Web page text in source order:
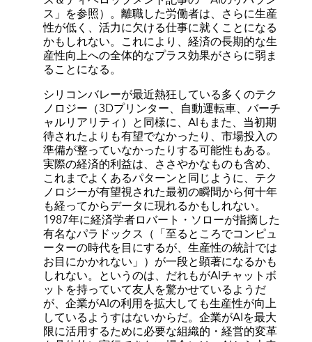
ス」を参照）。離職した労働者は、さらに生産
性が低く、活力に欠ける仕事に就くことになる
かもしれない。これにより、経済の長期的な生
産性向上への全体的なプラス効果がさらに弱ま
ることになる。
シリコンバレーが最近熱狂している多くのテク
ノロジー（3Dプリンター、自動運転車、バーチ
ャルリアリティ）と同様に、AIもまた、当初期
待されたよりも有望でなかったり、市場投入の
準備が整っていなかったりする可能性もある。
実際の経済的利益は、ささやかなものも含め、
これまでよくあるパターンと同じように、テク
ノロジーが有望視された最初の瞬間から何十年
も経ってからデータに現れるかもしれない。
1987年に経済学者ロバート・ソローが指摘した
有名なパラドックス（「至るところでコンピュ
ーターの時代を目にするが、生産性の統計では
お目にかかれない」）が一段と顕著になるかも
しれない。というのは、だれもがAIチャットボ
ットを持っていて友人を驚かせているようだ
が、企業がAIの利用を拡大しても生産性が向上
しているようすはないからだ。企業がAIを最大
限に活用するために必要な組織的・経営的変革